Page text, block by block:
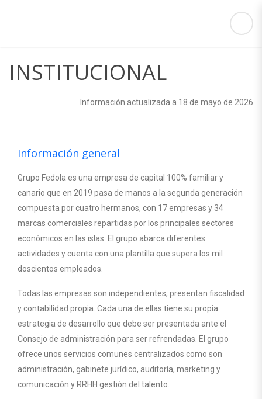
INSTITUCIONAL
Información actualizada a 18 de mayo de 2026
Información general
Grupo Fedola es una empresa de capital 100% familiar y
canario que en 2019 pasa de manos a la segunda generación
compuesta por cuatro hermanos, con 17 empresas y 34
marcas comerciales repartidas por los principales sectores
económicos en las islas. El grupo abarca diferentes
actividades y cuenta con una plantilla que supera los mil
doscientos empleados.
Todas las empresas son independientes, presentan fiscalidad
y contabilidad propia. Cada una de ellas tiene su propia
estrategia de desarrollo que debe ser presentada ante el
Consejo de administración para ser refrendadas. El grupo
ofrece unos servicios comunes centralizados como son
administración, gabinete jurídico, auditoría, marketing y
comunicación y RRHH gestión del talento.